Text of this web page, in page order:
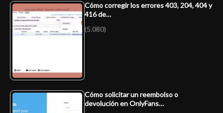
Cómo corregir los errores 403, 204, 404 y
416 de…
(5.080)
Cómo solicitar un reembolso o
devolución en OnlyFans…